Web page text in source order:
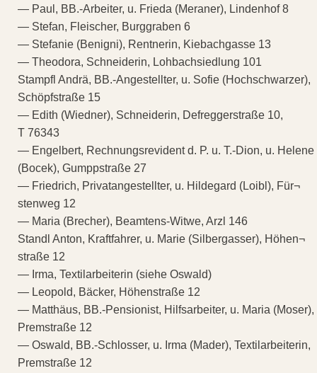
— Paul, BB.-Arbeiter, u. Frieda (Meraner), Lindenhof 8
— Stefan, Fleischer, Burggraben 6
— Stefanie (Benigni), Rentnerin, Kiebachgasse 13
— Theodora, Schneiderin, Lohbachsiedlung 101
Stampfl Andrä, BB.-Angestellter, u. Sofie (Hochschwarzer),
Schöpfstraße 15
— Edith (Wiedner), Schneiderin, Defreggerstraße 10,
T 76343
— Engelbert, Rechnungsrevident d. P. u. T.-Dion, u. Helene
(Bocek), Gumppstraße 27
— Friedrich, Privatangestellter, u. Hildegard (Loibl), Für¬
stenweg 12
— Maria (Brecher), Beamtens-Witwe, Arzl 146
Standl Anton, Kraftfahrer, u. Marie (Silbergasser), Höhen¬
straße 12
— Irma, Textilarbeiterin (siehe Oswald)
— Leopold, Bäcker, Höhenstraße 12
— Matthäus, BB.-Pensionist, Hilfsarbeiter, u. Maria (Moser),
Premstraße 12
— Oswald, BB.-Schlosser, u. Irma (Mader), Textilarbeiterin,
Premstraße 12